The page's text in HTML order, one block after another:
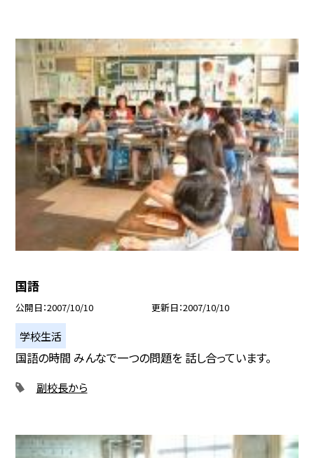
国語
公開日 2007/10/10 更新日 2007/10/10
学校生活
国語の時間 みんなで一つの問題を 話し合っています。
副校長から